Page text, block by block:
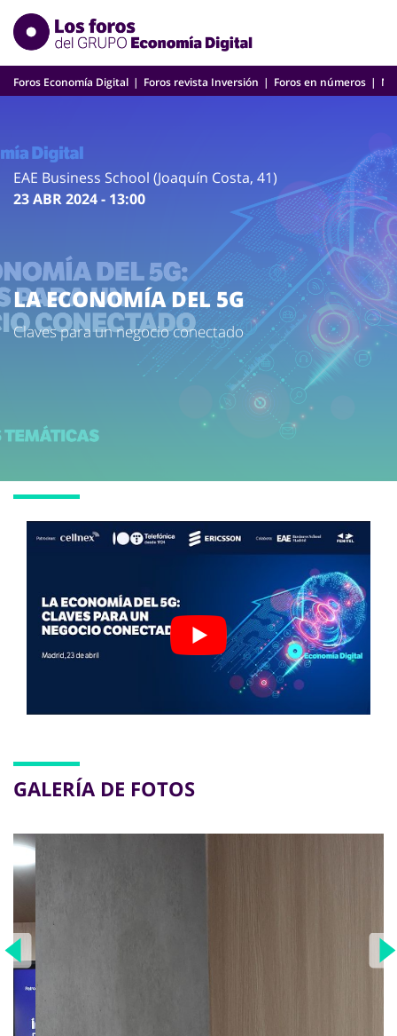
Skip
content
Foros Economía Digital Foros revista Inversión Foros en números
EAE Business School (Joaquín Costa, 41)
23 ABR 2024 - 13:00
LA ECONOMÍA DEL 5G
Claves para un negocio conectado
GALERÍA DE FOTOS